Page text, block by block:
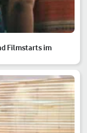
Filmstarts im